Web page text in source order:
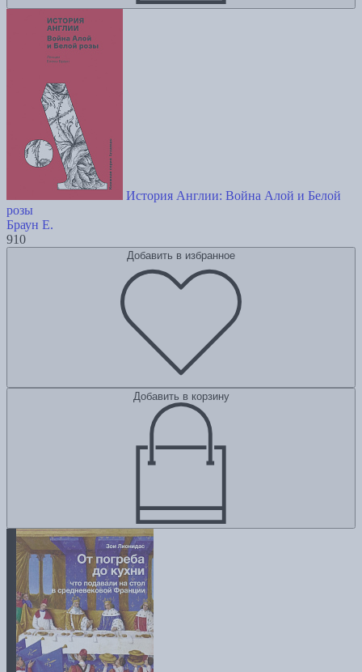
История Англии: Война Алой и Белой
розы
Браун Е.
910
Добавить в избранное
Добавить в корзину